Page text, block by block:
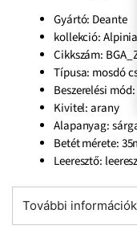
Gyártó: Deante
kollekció: Alpinia
Cikkszám:
Típusa: mosdó
Beszerelési
Kivitel: arany
Alapanyag:
Betét mérete:
Leeresztő:
További információk